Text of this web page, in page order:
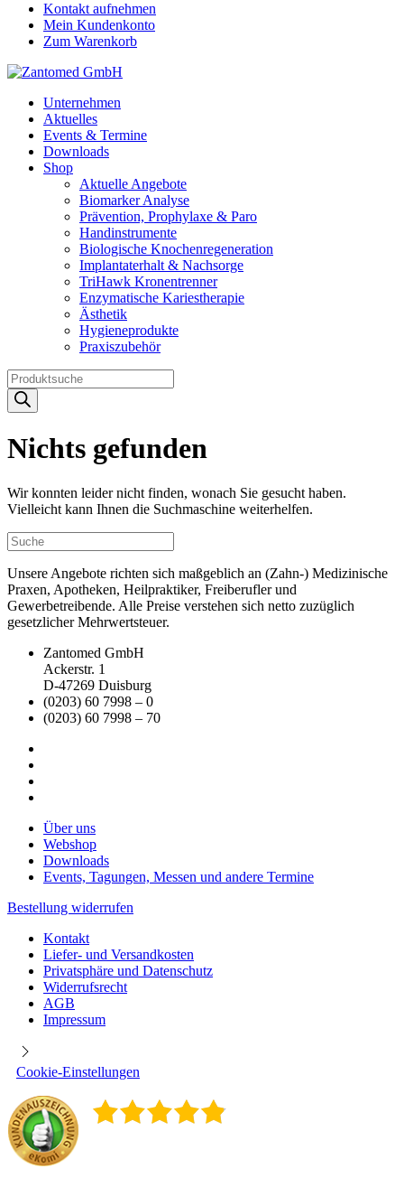
Kontakt aufnehmen
Mein Kundenkonto
Zum Warenkorb
Unternehmen
Aktuelles
Events & Termine
Downloads
Shop
Aktuelle Angebote
Biomarker Analyse
Prävention, Prophylaxe & Paro
Handinstrumente
Biologische Knochenregeneration
Implantaterhalt & Nachsorge
TriHawk Kronentrenner
Enzymatische Kariestherapie
Ästhetik
Hygieneprodukte
Praxiszubehör
Products
search
Nichts gefunden
Wir konnten leider nicht finden, wonach Sie gesucht haben.
Vielleicht kann Ihnen die Suchmaschine weiterhelfen.
Unsere Angebote richten sich maßgeblich an (Zahn-) Medizinische
Praxen, Apotheken, Heilpraktiker, Freiberufler und
Gewerbetreibende. Alle Preise verstehen sich netto zuzüglich
gesetzlicher Mehrwertsteuer.
Zantomed GmbH
Ackerstr. 1
D-47269 Duisburg
(0203) 60 7998 – 0
(0203) 60 7998 – 70
Über uns
Webshop
Downloads
Events, Tagungen, Messen und andere Termine
Bestellung widerrufen
Kontakt
Liefer- und Versandkosten
Privatsphäre und Datenschutz
Widerrufsrecht
AGB
Impressum
Cookie-Einstellungen